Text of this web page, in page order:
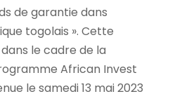
de garantie dans
togolais ». Cette
le cadre de la
African Invest
le samedi 13 mai 2023